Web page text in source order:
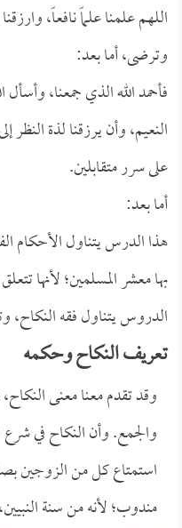
اللهم علمنا علماً نافعاً،
وترضى، أما بعد:
فأحمد الله الذي جمعنا،
النعيم، وأن يرزقنا لذة النظر
على سرر متقابلين.
أما بعد:
هذا الدرس يتناول الأحكام
بها معشر المسلمين؛ لأنها
الدروس يتناول فقه النكاح،
تعريف النكاح وحكمه
وقد تقدم معنا معنى
والجمع. وأن النكاح في
استمتاع كل من الزوجين
مندوب؛ لأنه من سنة